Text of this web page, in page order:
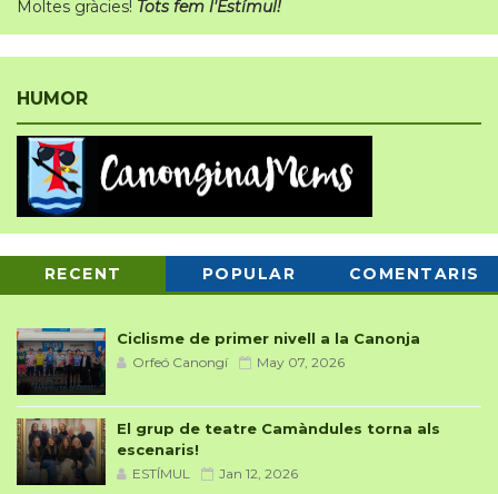
Moltes gràcies! Tots fem l'Estímul!
HUMOR
RECENT POPULAR COMENTARIS
Ciclisme de primer nivell a la Canonja
Orfeó Canongí May 07, 2026
El grup de teatre Camàndules torna als
escenaris!
ESTÍMUL Jan 12, 2026